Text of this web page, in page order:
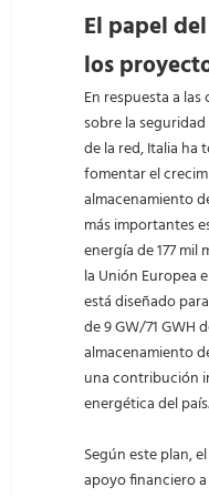
El papel
los
En respuesta a
sobre la
de la red, Italia ha
fomentar el
almacenamiento
más importantes
energía de 177
la Unión Europea
está diseñado
de 9 GW/71 GWH
almacenamiento
una contribución
energética del país.
Según este plan,
apoyo financiero